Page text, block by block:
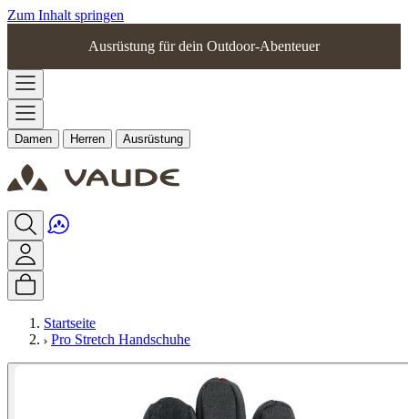
Zum Inhalt springen
Ausrüstung für dein Outdoor-Abenteuer
Damen Herren Ausrüstung
Startseite
Pro Stretch Handschuhe